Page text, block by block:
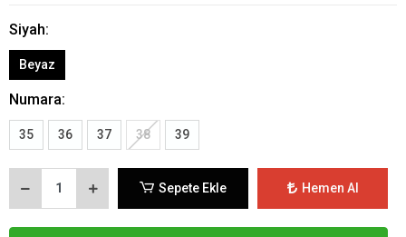
Siyah:
Beyaz
Numara:
35 36 37 38 39
Sepete Ekle Hemen Al